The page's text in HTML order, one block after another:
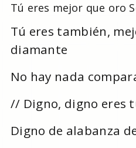
Tú eres mejor que oro
Tú eres también,
diamante
No hay nada
// Digno, digno eres
Digno de alabanza